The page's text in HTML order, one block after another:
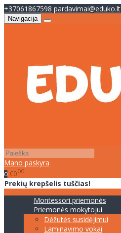
+37061867598 pardavimai@eduko.lt
Navigacija
Mano paskyra
0 €000
Prekių krepšelis tuščias!
Montessori priemonės
Priemonės mokytojui
Dėžutės susidėjimui
Laminavimo vokai